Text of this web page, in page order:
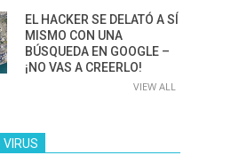
EL HACKER SE DELATÓ A SÍ
MISMO CON UNA
BÚSQUEDA EN GOOGLE –
¡NO VAS A CREERLO!
VIEW ALL
VIRUS